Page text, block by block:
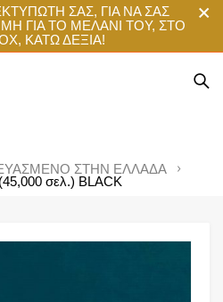
ΣΑΣ, ΓΙΑ ΝΑ ΣΑΣ
ΓΙΑ ΤΟ ΜΕΛΑΝΙ ΤΟΥ, ΣΤΟ
ΚΑΤΩ ΔΕΞΙΑ!
ΣΤΗΝ ΕΛΛΑΔΑ
σελ.) BLACK